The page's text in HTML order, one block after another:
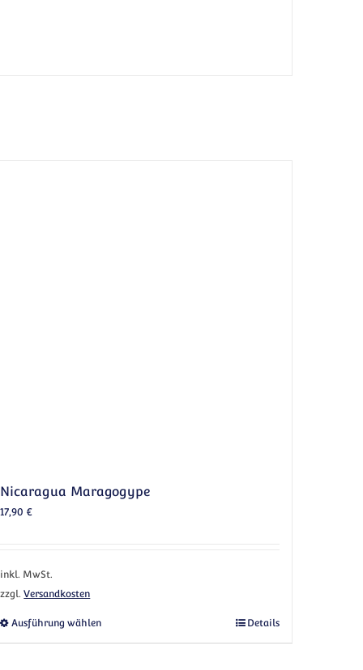
Die Optionen können auf der Produktseite gewählt werden
Nicaragua Maragogype
17,90€
inkl. MwSt.
zzgl.Versandkosten
Ausführung wählenDieses Produkt weist mehrere Varianten auf. Die
Details